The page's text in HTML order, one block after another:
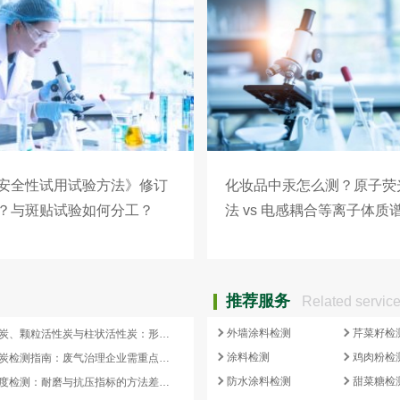
全性试用试验方法》修订
与斑贴试验如何分工？
化妆品中汞怎么测？原子荧
法 vs 电感耦合等离子体质
推荐服务 Related service
蜂窝活性炭、颗粒活性炭与柱状活性炭：形态差异与检测重点对照
蜂窝活性炭检测指南：废气治理企业需重点关注的5项核心指标
活性炭强度检测：耐磨与抗压指标的方法差异及验收意义
外墙涂料检测
涂料检测
防水涂料检测
芹菜籽检
鸡肉粉检
甜菜糖检